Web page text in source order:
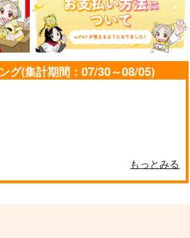
円 770
グ(集計期間：07/30～08/05)
もっとみる